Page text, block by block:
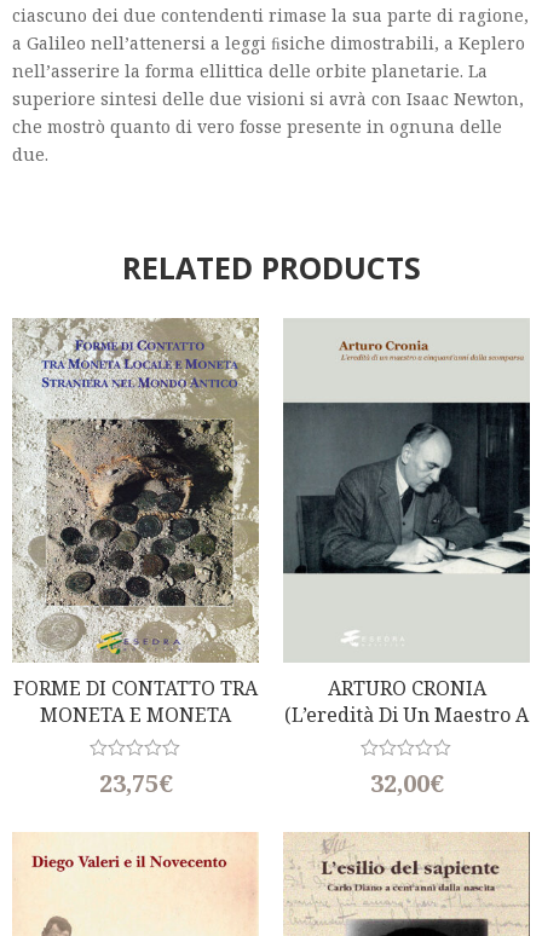
ciascuno dei due contendenti rimase la sua parte di ragione,
a Galileo nell’attenersi a leggi ﬁsiche dimostrabili, a Keplero
nell’asserire la forma ellittica delle orbite planetarie. La
superiore sintesi delle due visioni si avrà con Isaac Newton,
che mostrò quanto di vero fosse presente in ognuna delle
due.
RELATED PRODUCTS
FORME DI CONTATTO TRA
MONETA E MONETA
STRANIERA NEL MONDO
ANTICO
23,75€
R
0
ARTURO CRONIA
(L’eredità Di Un Maestro A
Cinquant’anni Dalla
Scomparsa)
32,00€
R
d
0
o
u
t
o